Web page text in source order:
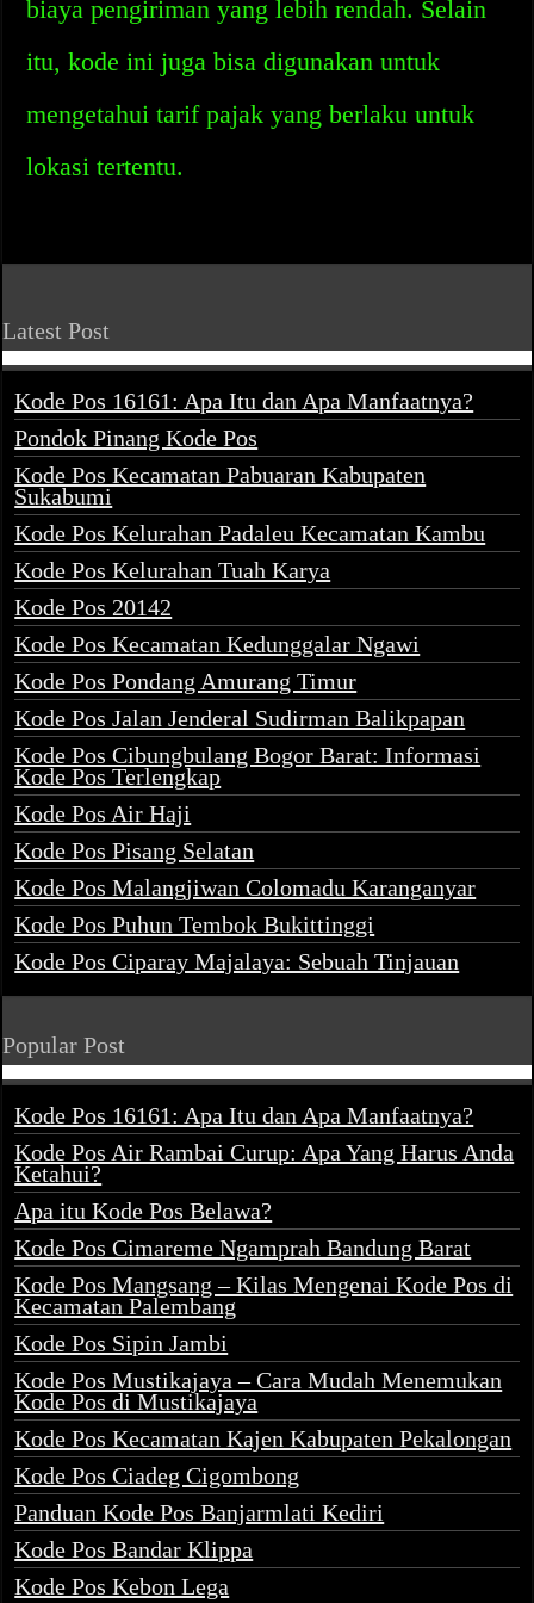
biaya pengiriman yang lebih rendah. Selain
itu, kode ini juga bisa digunakan untuk
mengetahui tarif pajak yang berlaku untuk
lokasi tertentu.
Latest Post
Kode Pos 16161: Apa Itu dan Apa Manfaatnya?
Pondok Pinang Kode Pos
Kode Pos Kecamatan Pabuaran Kabupaten
Sukabumi
Kode Pos Kelurahan Padaleu Kecamatan Kambu
Kode Pos Kelurahan Tuah Karya
Kode Pos 20142
Kode Pos Kecamatan Kedunggalar Ngawi
Kode Pos Pondang Amurang Timur
Kode Pos Jalan Jenderal Sudirman Balikpapan
Kode Pos Cibungbulang Bogor Barat: Informasi
Kode Pos Terlengkap
Kode Pos Air Haji
Kode Pos Pisang Selatan
Kode Pos Malangjiwan Colomadu Karanganyar
Kode Pos Puhun Tembok Bukittinggi
Kode Pos Ciparay Majalaya: Sebuah Tinjauan
Popular Post
Kode Pos 16161: Apa Itu dan Apa Manfaatnya?
Kode Pos Air Rambai Curup: Apa Yang Harus Anda
Ketahui?
Apa itu Kode Pos Belawa?
Kode Pos Cimareme Ngamprah Bandung Barat
Kode Pos Mangsang – Kilas Mengenai Kode Pos di
Kecamatan Palembang
Kode Pos Sipin Jambi
Kode Pos Mustikajaya – Cara Mudah Menemukan
Kode Pos di Mustikajaya
Kode Pos Kecamatan Kajen Kabupaten Pekalongan
Kode Pos Ciadeg Cigombong
Panduan Kode Pos Banjarmlati Kediri
Kode Pos Bandar Klippa
Kode Pos Kebon Lega